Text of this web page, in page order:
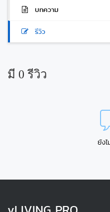
บทความ
รีวิว
มี 0 รีวิว
ยังไ